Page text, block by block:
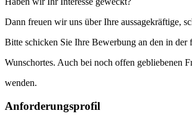
Dann freuen wir uns über Ihre aussagekräftige,
Bitte schicken Sie Ihre Bewerbung an den in der
Wunschortes. Auch bei noch offen gebliebenen
wenden.
Anforderungsprofil